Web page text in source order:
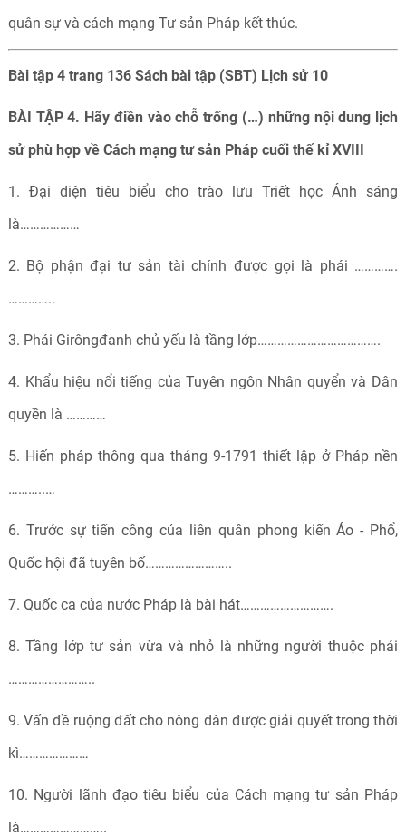
quân sự và cách mạng Tư sản Pháp kết thúc.
Bài tập 4 trang 136 Sách bài tập (SBT) Lịch sử 10
BÀI TẬP 4. Hãy điền vào chỗ trống (…) những nội dung lịch
sử phù hợp về Cách mạng tư sản Pháp cuối thế kỉ XVIII
1. Đại diện tiêu biểu cho trào lưu Triết học Ánh sáng
là………………
2. Bộ phận đại tư sản tài chính được gọi là phái ………….
…………..
3. Phái Girôngđanh chủ yếu là tầng lớp……………………………….
4. Khẩu hiệu nổi tiếng của Tuyên ngôn Nhân quyển và Dân
quyền là …………
5. Hiến pháp thông qua tháng 9-1791 thiết lập ở Pháp nền
………..…
6. Trước sự tiến công của liên quân phong kiến Áo - Phổ,
Quốc hội đã tuyên bố……………………..
7. Quốc ca của nước Pháp là bài hát……………………….
8. Tầng lớp tư sản vừa và nhỏ là những người thuộc phái
……………………..
9. Vấn đề ruộng đất cho nông dân được giải quyết trong thời
kì…………………
10. Người lãnh đạo tiêu biểu của Cách mạng tư sản Pháp
là……………………..